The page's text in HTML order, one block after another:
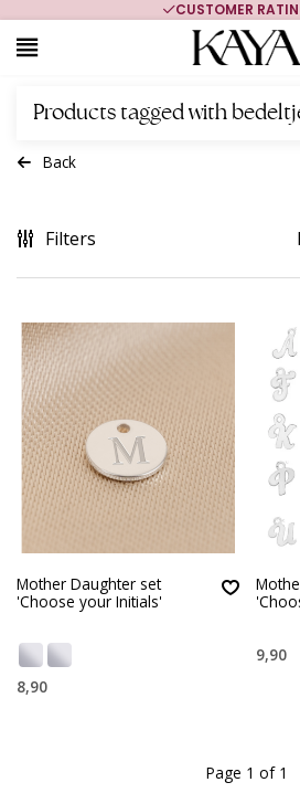
CUSTOMER
Products tagged with
Back
Filters
Mother Daughter set
'Choose your Initials'
8,90
9,90
Page 1 of 1